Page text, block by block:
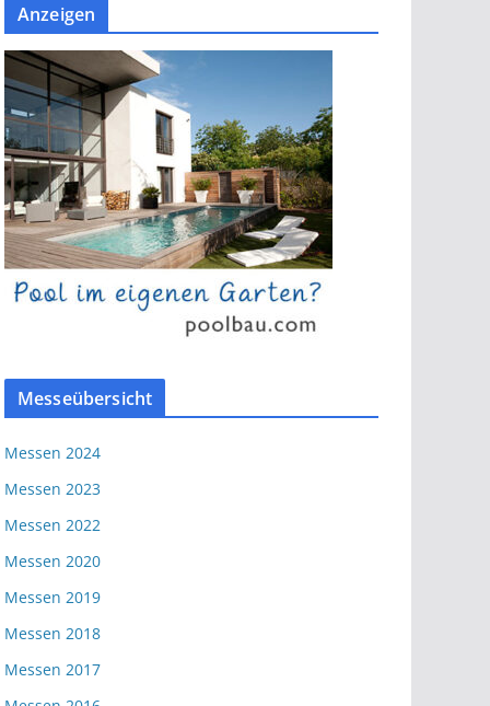
Anzeigen
Messeübersicht
Messen 2024
Messen 2023
Messen 2022
Messen 2020
Messen 2019
Messen 2018
Messen 2017